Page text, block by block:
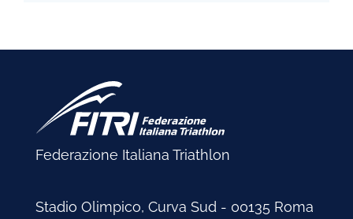
Federazione Italiana Triathlon
Stadio Olimpico, Curva Sud - 00135 Roma